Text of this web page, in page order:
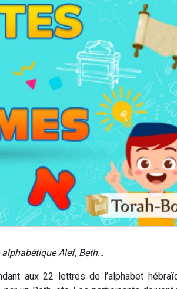
Alef, Beth…
aux 22 lettres de l’alphabet